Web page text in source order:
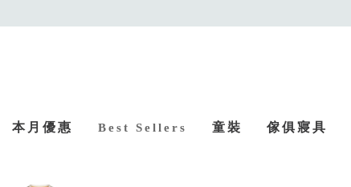
本月優惠 Best Sellers 童裝 傢俱寢具